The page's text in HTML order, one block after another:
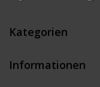
Kategorien
Informationen